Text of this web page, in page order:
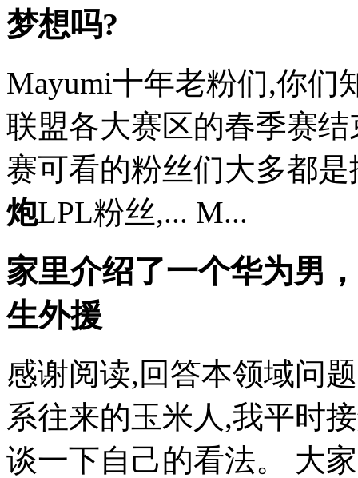
梦想吗?
Mayumi十年老粉们,你们
联盟各大赛区的春季赛
赛可看的粉丝们大多都
炮LPL粉丝,... M...
家里介绍了一个华为男
生外援
感谢阅读,回答本领域问
系往来的玉米人,我平时
谈一下自己的看法。 大